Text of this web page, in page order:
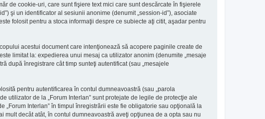
de cookie-uri, care sunt fişiere text mici care sunt descărcate în fişierele
şi un identificator al sesiunii anonime (denumit „session-id”), asociate
folosit pentru a stoca informaţii despre ce subiecte aţi citit, aşadar pentru
acestui document care intenţionează să acopere paginile create de
limitat la: expedierea unui mesaj ca utilizator anonim (denumite „mesaje
după înregistrare cât timp sunteţi autentificat (sau „mesajele
pentru autentificarea în contul dumneavoastră (sau „parola
utilizator de la „Forum Interlan” sunt protejate de legile de protecţie ale
Interlan” în timpul înregistrării este fie obligatorie sau opţională la
mult decât atât, în contul dumneavoastră aveţi opţiunea de a opta sau nu